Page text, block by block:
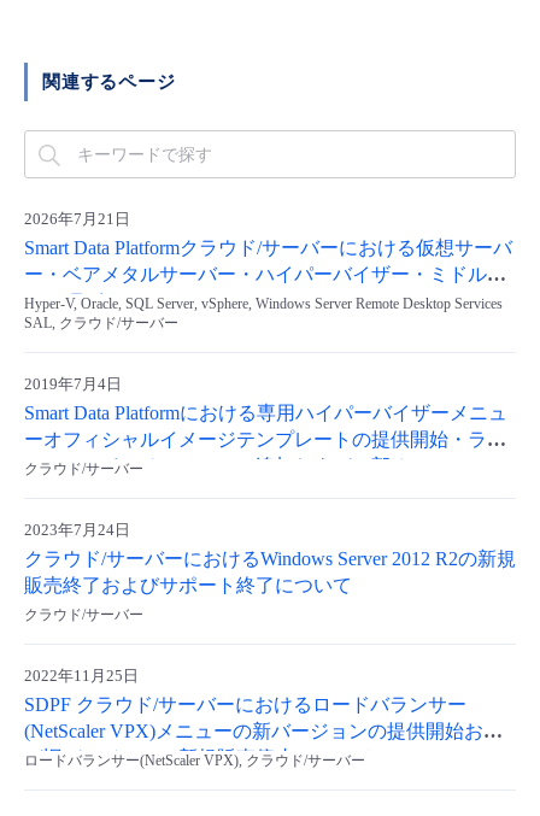
関連するページ
2026年7月21日
Smart Data Platformクラウド/サーバーにおける仮想サーバ
ー・ベアメタルサーバー・ハイパーバイザー・ミドルウ
ェア/ライセンスメニューのWindowsServer2012/2012 R2の
一部新規販売停止及びサポート終了
Hyper-V, Oracle, SQL Server, vSphere, Windows Server Remote Desktop Services
SAL, クラウド/サーバー
2019年7月4日
Smart Data Platformにおける専用ハイパーバイザーメニュ
ーオフィシャルイメージテンプレートの提供開始・ライ
センススイッチのメニュー追加および一部オフィシャル
イメージテンプレートの新規販売終了
クラウド/サーバー
2023年7月24日
クラウド/サーバーにおけるWindows Server 2012 R2の新規
販売終了およびサポート終了について
クラウド/サーバー
2022年11月25日
SDPF クラウド/サーバーにおけるロードバランサー
(NetScaler VPX)メニューの新バージョンの提供開始およ
び旧バージョンの新規販売停止について
ロードバランサー(NetScaler VPX), クラウド/サーバー